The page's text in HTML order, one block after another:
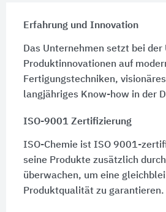
Erfahrung und Innovation
Das Unternehmen setzt bei der
Produktinnovationen auf
Fertigungstechniken,
langjähriges Know-how in der
ISO-9001 Zertifizierung
ISO-Chemie ist ISO 9001-
seine Produkte zusätzlich
überwachen, um eine
Produktqualität zu garantieren.